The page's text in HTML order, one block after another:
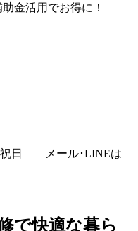
金活用でお得に！
日
メール･LINEは
で快適な暮ら